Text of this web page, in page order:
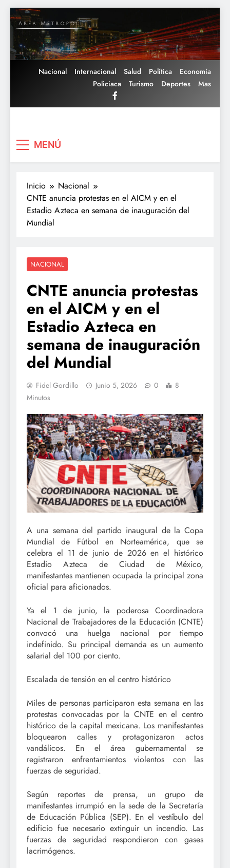
Saltar
al
contenido
Nacional Internacional Salud Política
Economía
Policiaca
Turismo Deportes Mas
MENÚ
Inicio
Nacional
CNTE anuncia protestas en el AICM y en el
Estadio Azteca en semana de inauguración del
Mundial
NACIONAL
CNTE anuncia protestas
en el AICM y en el
Estadio Azteca en
semana de inauguración
del Mundial
Fidel Gordillo Junio 5, 2026 0
8
Minutos
A una semana del partido inaugural de la Copa
Mundial de Fútbol en Norteamérica, que se
celebra el 11 de junio de 2026 en el histórico
Estadio Azteca de Ciudad de México,
manifestantes mantienen ocupada la principal zona
oficial para aficionados.
Ya el 1 de junio, la poderosa Coordinadora
Nacional de Trabajadores de la Educación (CNTE)
convocó una huelga nacional por tiempo
indefinido. Su principal demanda es un aumento
salarial del 100 por ciento.
Escalada de tensión en el centro histórico
Miles de personas participaron esta semana en las
protestas convocadas por la CNTE en el centro
histórico de la capital mexicana. Los manifestantes
bloquearon calles y protagonizaron actos
vandálicos. En el área gubernamental se
registraron enfrentamientos violentos con las
fuerzas de seguridad.
Según reportes de prensa, un grupo de
manifestantes irrumpió en la sede de la Secretaría
de Educación Pública (SEP). En el vestíbulo del
edificio fue necesario extinguir un incendio. Las
fuerzas de seguridad respondieron con gases
lacrimógenos.